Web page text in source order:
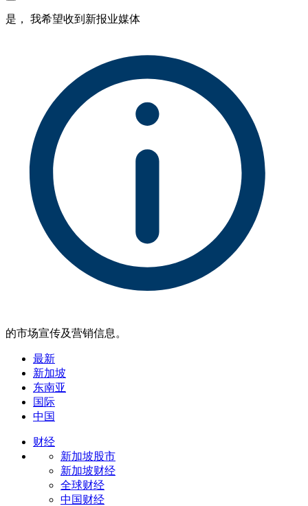
是， 我希望收到新报业媒体
的市场宣传及营销信息。
最新
新加坡
东南亚
国际
中国
财经
新加坡股市
新加坡财经
全球财经
中国财经